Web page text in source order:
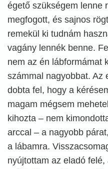
égető szükségem lenne
megfogott, és sajnos
remekül ki tudnám
vagány lennék benne.
nem az én lábformámat
számmal nagyobbat. Az
dobta fel, hogy a
magam mégsem
kihozta – nem
arccal – a nagyobb
a lábamra.
nyújtottam az eladó